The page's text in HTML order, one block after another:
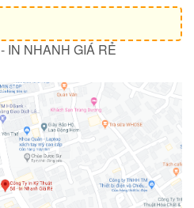
IN NHANH GIÁ RẺ